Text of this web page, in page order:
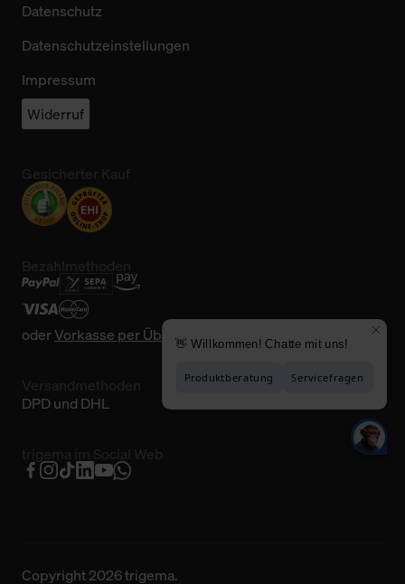
Datenschutz
Datenschutzeinstellungen
Impressum
Widerruf
oderVorkasse per Überweisung
DPD und DHL
Copyright 2026 trigema.